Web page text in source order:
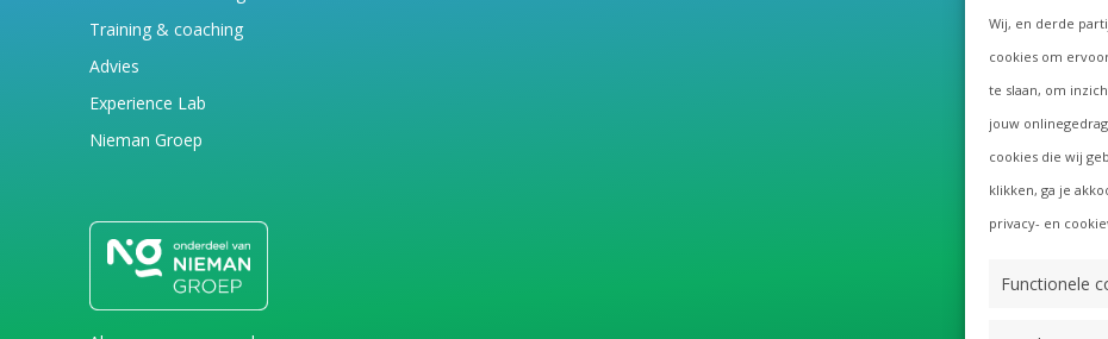
Wij, en derde
cookies om
te slaan, om
jouw
cookies die wij
klikken, ga je
privacy- en
Functionele
Training & coaching
Advies
Experience Lab
Nieman Groep